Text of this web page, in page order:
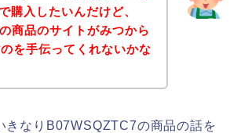
購入したいんだけど、
商品のサイトがみつから
を手伝ってくれないかな
きなりB07WSQZTC7の商品の話を